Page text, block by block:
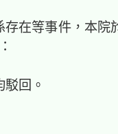
存在等事件，本院
回。